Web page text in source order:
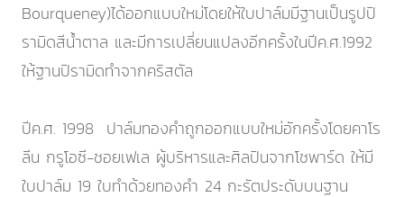
Bourqueney)ได้ออกแบบใหม่โดยให้ใบปาล์มมีฐานเป็นรูปปิ
รามิดสีน้ำตาล และมีการเปลี่ยนแปลงอีกครั้งในปีค.ศ.1992
ให้ฐานปิรามิดทำจากคริสตัล
ปีค.ศ. 1998 ปาล์มทองคำถูกออกแบบใหม่อักครั้งโดยคาโร
ลีน กรูโอซี-ชอยเฟเล ผู้บริหารและศิลปินจากโชพาร์ด ให้มี
ใบปาล์ม 19 ใบทำด้วยทองคำ 24 กะรัตประดับบนฐาน